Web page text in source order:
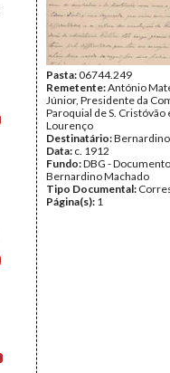
Pasta:06744.249
Remetente:António
Júnior, Presidente da
Paroquial de S. Cristóvão
Lourenço
Destinatário:
Data: c. 1912
Fundo:DBG -
Bernardino Machado
Tipo Documental:
Página(s): 1